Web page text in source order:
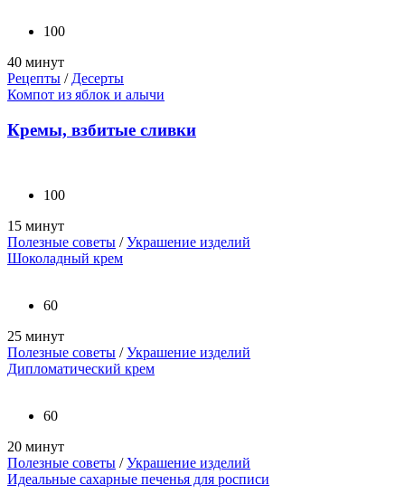
100
40 минут
Рецепты / Десерты
Компот из яблок и алычи
Кремы, взбитые сливки
100
15 минут
Полезные советы /Украшение изделий
Шоколадный крем
60
25 минут
Полезные советы /Украшение изделий
Дипломатический крем
60
20 минут
Полезные советы /Украшение изделий
Идеальные сахарные печенья для росписи